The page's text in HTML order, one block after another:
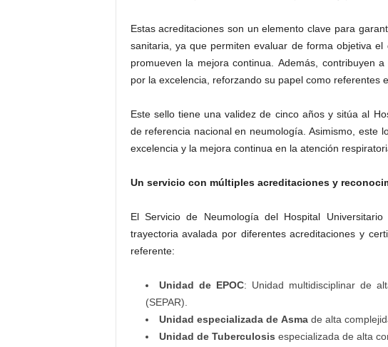
Estas acreditaciones son un elemento clave para
sanitaria, ya que permiten evaluar de forma objetiva
promueven la mejora continua. Además, contribuyen
por la excelencia, reforzando su papel como referentes
Este sello tiene una validez de cinco años y sitúa al
de referencia nacional en neumología. Asimismo, este
excelencia y la mejora continua en la atención
Un servicio con múltiples acreditaciones y
El Servicio de Neumología del Hospital
trayectoria avalada por diferentes acreditaciones y
referente:
Unidad de EPOC: Unidad multidisciplinar de
(SEPAR).
Unidad especializada de Asmade alta
Unidad de Tuberculosis especializada de alta